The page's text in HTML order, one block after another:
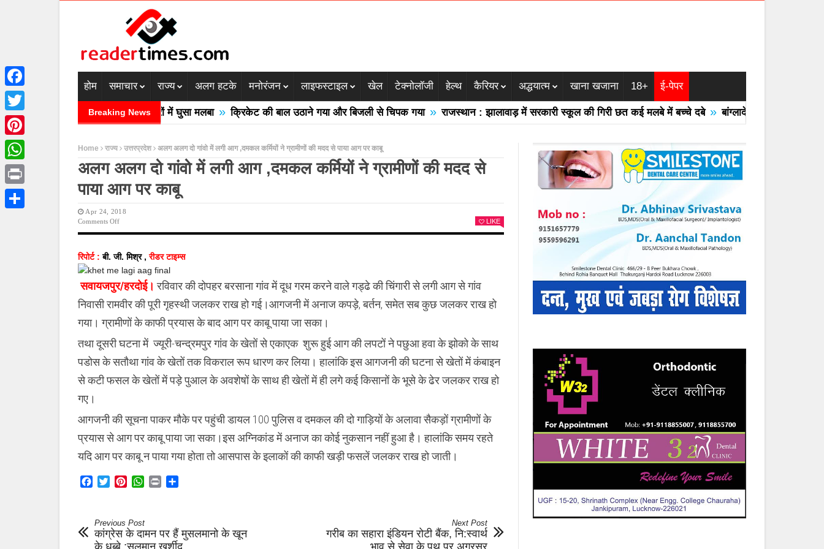
होम समाचार राज्य अलग हटके मनोरंजन लाइफस्टाइल खेल टेक्नोलॉजी हेल्थ कैरियर अद्धयात्म खाना खजाना 18+ ई-पेपर
Breaking News
में बादल फटने से तीन की मौत घरों में घुसा मलबा » क्रिकेट की बाल उठाने गया और बिजली से चिपक गया » राजस्थान : झालावाड़ में सरकारी स्कूल की गिरी छत कई मलबे में बच्चे दबे » बांग्लादेश का एयरफोर्स का F -7
Home राज्य उत्तरप्रदेश अलग अलग दो गांवो में लगी आग ,दमकल कर्मियों ने ग्रामीणों की मदद से पाया आग पर काबू
अलग अलग दो गांवो में लगी आग ,दमकल कर्मियों ने ग्रामीणों की मदद से
पाया आग पर काबू
Apr 24, 2018
Comments OffOn
गांवो
में
आग ,दमकल
कर्मियों
ने
ग्रामीणों
की
से
पाया
आग
पर
LIKE
रिपोर्ट :बी. जी. मिश्र ,रीडर टाइम्स
सवायजपुर/हरदोई। रविवार की दोपहर बरसाना गांव में दूध गरम करने वाले गड्ढे की चिंगारी से लगी आग से गांव
निवासी रामवीर की पूरी गृहस्थी जलकर राख हो गई।आगजनी में अनाज कपड़े, बर्तन, समेत सब कुछ जलकर राख हो
गया। ग्रामीणों के काफी प्रयास के बाद आग पर काबू पाया जा सका।
तथा दूसरी घटना में ज्यूरी-चन्द्रमपुर गांव के खेतों से एकाएक शुरू हुई आग की लपटों ने पछुआ हवा के झोको के साथ
पडोस के सतौथा गांव के खेतों तक विकराल रूप धारण कर लिया। हालांकि इस आगजनी की घटना से खेतों में कंबाइन
से कटी फसल के खेतों में पड़े पुआल के अवशेषों के साथ ही खेतों में ही लगे कई किसानों के भूसे के ढेर जलकर राख हो
गए।
आगजनी की सूचना पाकर मौके पर पहुंची डायल 100 पुलिस व दमकल की दो गाड़ियों के अलावा सैकड़ों ग्रामीणों के
प्रयास से आग पर काबू पाया जा सका।इस अग्निकांड में अनाज का कोई नुकसान नहीं हुआ है। हालांकि समय रहते
यदि आग पर काबू न पाया गया होता तो आसपास के इलाकों की काफी खड़ी फसलें जलकर राख हो जाती।
Facebook
TwitterPinterestWhatsApp
Print
Previous Post
कांग्रेस के दामन पर हैं मुसलमानो के खून
के धब्बे :सलमान खुर्शीद
Next Post
गरीब का सहारा इंडियन रोटी बैंक, नि:स्वार्थ
भाव से सेवा के पथ पर अग्रसर
Facebook
Twitter
Pinterest
WhatsApp
Print